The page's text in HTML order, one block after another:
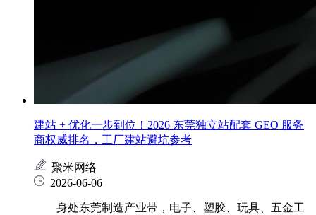
建站 + 优化一步到位！2026 东莞独立站配套 GEO 服务
商权威排名，工厂建站避坑参考
聚米网络
2026-06-06
身处东莞制造产业带，电子、塑胶、玩具、五金工